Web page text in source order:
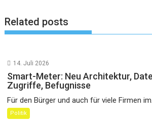
Related posts
14. Juli 2026
Smart-Meter: Neu Architektur,
Zugriffe, Befugnisse
Für den Bürger und auch für viele Firmen
Politik